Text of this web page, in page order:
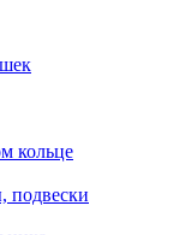
кольце
подвески